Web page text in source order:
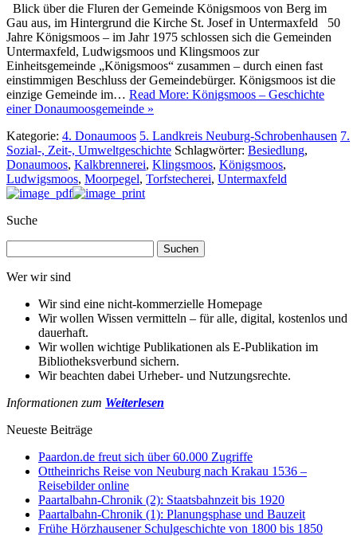
Blick über die Fluren der Gemeinde Königsmoos von Berg im
Gau aus, im Hintergrund die Kirche St. Josef in Untermaxfeld 50
Jahre Königsmoos – im Jahr 1975 schlossen sich die Gemeinden
Untermaxfeld, Ludwigsmoos und Klingsmoos zur
Einheitsgemeinde „Königsmoos“ zusammen – durch einen fast
einstimmigen Beschluss der Gemeindebürger. Königsmoos ist die
einzige Gemeinde im… Read More: Königsmoos – Geschichte
einer Donaumoosgemeinde »
Kategorie: 4. Donaumoos 5. Landkreis Neuburg-Schrobenhausen 7.
Sozial-, Zeit-, Umweltgeschichte Schlagwörter: Besiedlung,
Donaumoos, Kalkbrennerei, Klingsmoos, Königsmoos,
Ludwigsmoos, Moorpegel, Torfstecherei, Untermaxfeld
Suche
nach:
Wer wir sind
Wir sind eine nicht-kommerzielle Homepage
Wir wollen Wissen vermitteln – für alle, digital, kostenlos und
dauerhaft.
Wir wollen wichtige Publikationen als E-Publikation im
Bibliotheksverbund sichern.
Wir beachten dabei Urheber- und Nutzungsrechte.
Informationen zum Weiterlesen
Neueste Beiträge
Paardon.de freut sich über 60.000 Zugriffe
Ottheinrichs Reise von Neuburg nach Krakau 1536 –
Reisebilder online
Paartalbahn-Chronik (2): Staatsbahnzeit bis 1920
Paartalbahn-Chronik (1): Planungsphase und Bauzeit
Frühe Hörzhausener Schulgeschichte von 1800 bis 1850